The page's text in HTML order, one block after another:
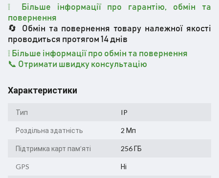
❕ Більше інформації про гарантію, обмін та
повернення
🔄 Обмін та повернення товару належної якості
проводиться протягом 14 днів
❕ Більше інформації про обмін та повернення
📞 Отримати швидку консультацію
Характеристики
Тип IP
Роздільна здатність 2 Мп
Підтримка карт пам’яті 256 ГБ
GPS Ні